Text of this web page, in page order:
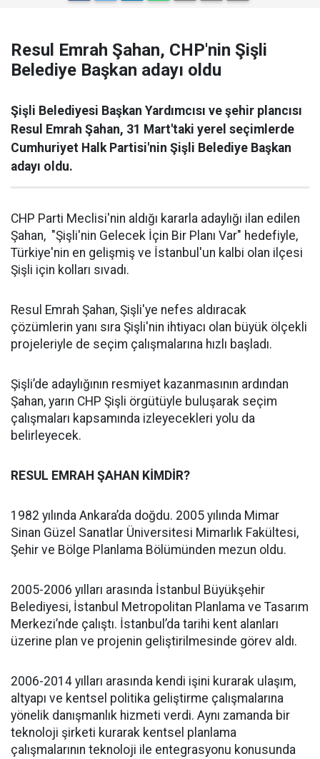
Resul Emrah Şahan, CHP'nin Şişli
Belediye Başkan adayı oldu
Şişli Belediyesi Başkan Yardımcısı ve şehir plancısı
Resul Emrah Şahan, 31 Mart'taki yerel seçimlerde
Cumhuriyet Halk Partisi'nin Şişli Belediye Başkan
adayı oldu.
CHP Parti Meclisi'nin aldığı kararla adaylığı ilan edilen
Şahan, "Şişli'nin Gelecek İçin Bir Planı Var" hedefiyle,
Türkiye'nin en gelişmiş ve İstanbul'un kalbi olan ilçesi
Şişli için kolları sıvadı.
Resul Emrah Şahan, Şişli'ye nefes aldıracak
çözümlerin yanı sıra Şişli'nin ihtiyacı olan büyük ölçekli
projeleriyle de seçim çalışmalarına hızlı başladı.
Şişli’de adaylığının resmiyet kazanmasının ardından
Şahan, yarın CHP Şişli örgütüyle buluşarak seçim
çalışmaları kapsamında izleyecekleri yolu da
belirleyecek.
RESUL EMRAH ŞAHAN KİMDİR?
1982 yılında Ankara’da doğdu. 2005 yılında Mimar
Sinan Güzel Sanatlar Üniversitesi Mimarlık Fakültesi,
Şehir ve Bölge Planlama Bölümünden mezun oldu.
2005-2006 yılları arasında İstanbul Büyükşehir
Belediyesi, İstanbul Metropolitan Planlama ve Tasarım
Merkezi’nde çalıştı. İstanbul’da tarihi kent alanları
üzerine plan ve projenin geliştirilmesinde görev aldı.
2006-2014 yılları arasında kendi işini kurarak ulaşım,
altyapı ve kentsel politika geliştirme çalışmalarına
yönelik danışmanlık hizmeti verdi. Aynı zamanda bir
teknoloji şirketi kurarak kentsel planlama
çalışmalarının teknoloji ile entegrasyonu konusunda